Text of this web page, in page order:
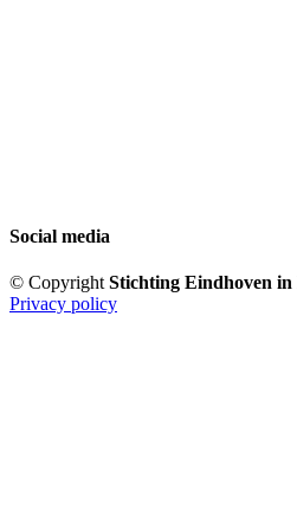
Social media
© Copyright Stichting Eindhoven in
Privacy policy